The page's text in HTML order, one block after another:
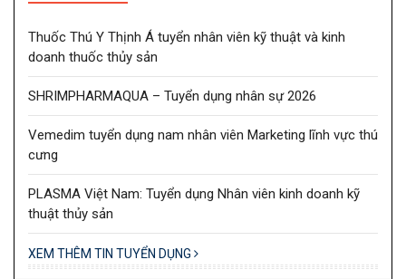
Thuốc Thú Y Thịnh Á tuyển nhân viên kỹ thuật và kinh
doanh thuốc thủy sản
SHRIMPHARMAQUA – Tuyển dụng nhân sự 2026
Vemedim tuyển dụng nam nhân viên Marketing lĩnh vực thú
cưng
PLASMA Việt Nam: Tuyển dụng Nhân viên kinh doanh kỹ
thuật thủy sản
XEM THÊM TIN TUYỂN DỤNG